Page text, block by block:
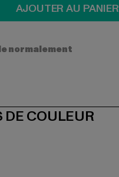
AJOUTER AU PANIER
normalement
DE COULEUR